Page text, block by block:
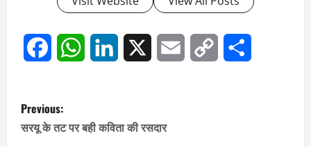
FacebookWhatsAppLinkedIn Email
Copy
P
o
Previous:
सरयू के तट पर बही कविता की रसदार